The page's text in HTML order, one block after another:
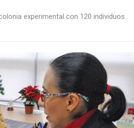
experimental con 120 individuos